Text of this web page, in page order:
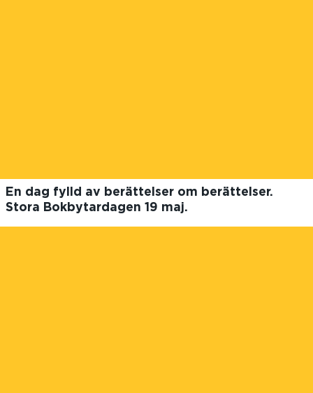
En dag fylld av berättelser om berättelser.
Stora Bokbytardagen 19 maj.